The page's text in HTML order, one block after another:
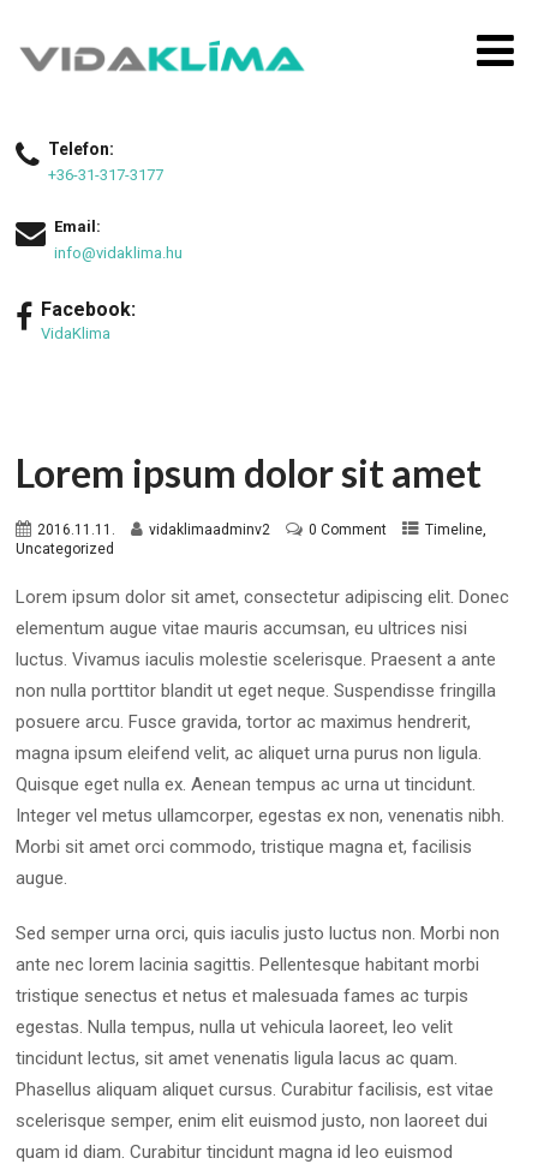
Telefon:
+36-31-317-3177
Email:
info@vidaklima.hu
Facebook:
VidaKlima
Lorem ipsum dolor sit amet
2016.11.11. vidaklimaadminv2 0 Comment Timeline
Uncategorized
Lorem ipsum dolor sit amet, consectetur adipiscing elit. Donec
elementum augue vitae mauris accumsan, eu ultrices nisi
luctus. Vivamus iaculis molestie scelerisque. Praesent a ante
non nulla porttitor blandit ut eget neque. Suspendisse fringilla
posuere arcu. Fusce gravida, tortor ac maximus hendrerit,
magna ipsum eleifend velit, ac aliquet urna purus non ligula.
Quisque eget nulla ex. Aenean tempus ac urna ut tincidunt.
Integer vel metus ullamcorper, egestas ex non, venenatis nibh.
Morbi sit amet orci commodo, tristique magna et, facilisis
augue.
Sed semper urna orci, quis iaculis justo luctus non. Morbi non
ante nec lorem lacinia sagittis. Pellentesque habitant morbi
tristique senectus et netus et malesuada fames ac turpis
egestas. Nulla tempus, nulla ut vehicula laoreet, leo velit
tincidunt lectus, sit amet venenatis ligula lacus ac quam.
Phasellus aliquam aliquet cursus. Curabitur facilisis, est vitae
scelerisque semper, enim elit euismod justo, non laoreet dui
quam id diam. Curabitur tincidunt magna id leo euismod